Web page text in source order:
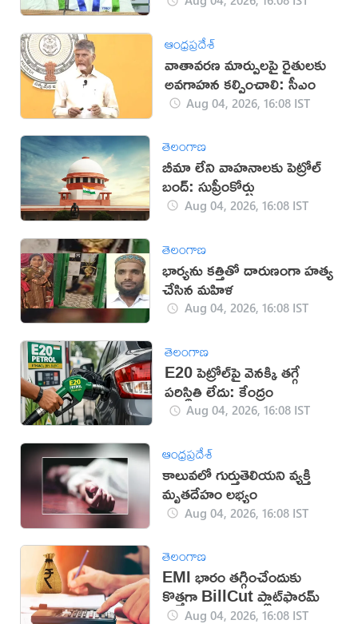
ఆంధ్రప్రదేశ్
వాతావరణ మార్పులపై రైతులకు
అవగాహన కల్పించాలి: సీఎం
Aug 04, 2026, 16:08 IST
తెలంగాణ
బీమా లేని వాహనాలకు పెట్రోల్
బంద్: సుప్రీంకోర్టు
Aug 04, 2026, 16:08 IST
తెలంగాణ
భార్యను కత్తితో దారుణంగా హత్య
చేసిన మహిళ
Aug 04, 2026, 16:08 IST
తెలంగాణ
E20 పెట్రోల్‌పై వెనక్కి తగ్గే
పరిస్థితి లేదు: కేంద్రం
Aug 04, 2026, 16:08 IST
ఆంధ్రప్రదేశ్
కాలువలో గుర్తుతెలియని వ్యక్తి
మృతదేహం లభ్యం
Aug 04, 2026, 16:08 IST
తెలంగాణ
EMI భారం తగ్గించేందుకు
కొత్తగా BillCut ప్లాట్‌ఫారమ్
Aug 04, 2026, 16:08 IST